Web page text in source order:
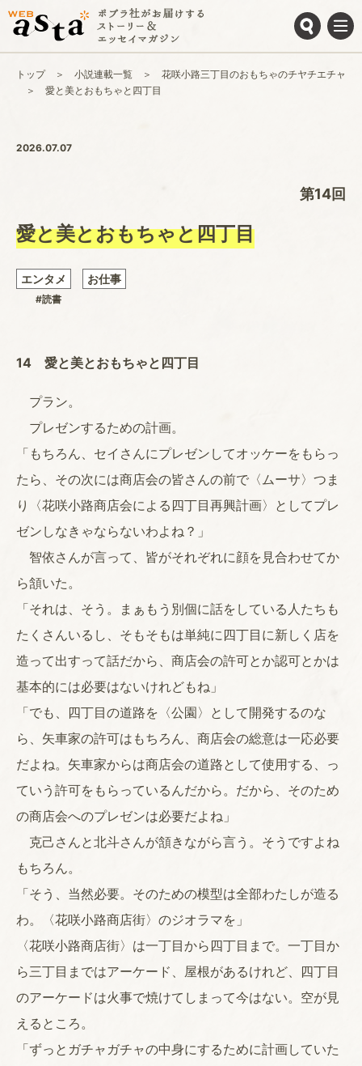
トップ 小説連載一覧
花咲小路三丁目のおもちゃのチヤチエチャ
愛と美とおもちゃと四丁目
2026.07.07
第14回
愛と美とおもちゃと四丁目
エンタメ お仕事
#読書
14 愛と美とおもちゃと四丁目
プラン。
プレゼンするための計画。
「もちろん、セイさんにプレゼンしてオッケーをもらっ
たら、その次には商店会の皆さんの前で〈ムーサ〉つま
り〈花咲小路商店会による四丁目再興計画〉としてプレ
ゼンしなきゃならないわよね？」
智依さんが言って、皆がそれぞれに顔を見合わせてか
ら頷いた。
「それは、そう。まぁもう別個に話をしている人たちも
たくさんいるし、そもそもは単純に四丁目に新しく店を
造って出すって話だから、商店会の許可とか認可とかは
基本的には必要はないけれどもね」
「でも、四丁目の道路を〈公園〉として開発するのな
ら、矢車家の許可はもちろん、商店会の総意は一応必要
だよね。矢車家からは商店会の道路として使用する、っ
ていう許可をもらっているんだから。だから、そのため
の商店会へのプレゼンは必要だよね」
克己さんと北斗さんが頷きながら言う。そうですよね
もちろん。
「そう、当然必要。そのための模型は全部わたしが造る
わ。〈花咲小路商店街〉のジオラマを」
〈花咲小路商店街〉は一丁目から四丁目まで。一丁目か
ら三丁目まではアーケード、屋根があるけれど、四丁目
のアーケードは火事で焼けてしまって今はない。空が見
えるところ。
「ずっとガチャガチャの中身にするために計画していた